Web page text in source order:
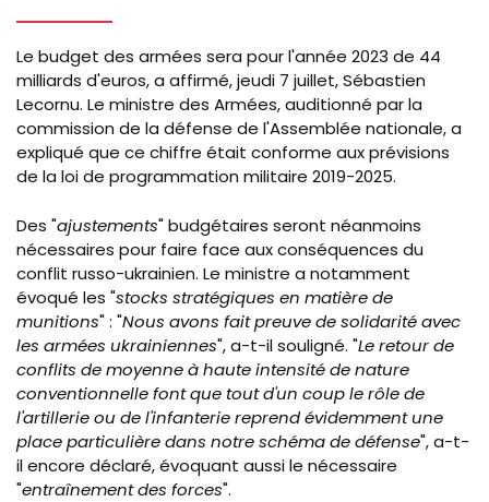
Le budget des armées sera pour l'année 2023 de 44
milliards d'euros, a affirmé, jeudi 7 juillet, Sébastien
Lecornu. Le ministre des Armées, auditionné par la
commission de la défense de l'Assemblée nationale, a
expliqué que ce chiffre était conforme aux prévisions
de la loi de programmation militaire 2019-2025.
Des "ajustements" budgétaires seront néanmoins
nécessaires pour faire face aux conséquences du
conflit russo-ukrainien. Le ministre a notamment
évoqué les "stocks stratégiques en matière de
munitions" : "Nous avons fait preuve de solidarité avec
les armées ukrainiennes", a-t-il souligné. "Le retour de
conflits de moyenne à haute intensité de nature
conventionnelle font que tout d'un coup le rôle de
l'artillerie ou de l'infanterie reprend évidemment une
place particulière dans notre schéma de défense", a-t-
il encore déclaré, évoquant aussi le nécessaire
"entraînement des forces".